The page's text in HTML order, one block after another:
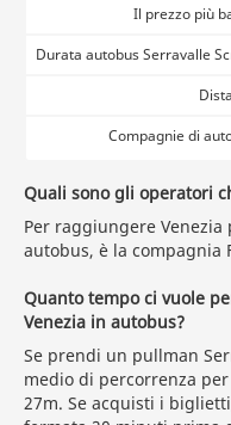
Il prezzo più
Compagnie di
Quali sono gli operatori
Per raggiungere
autobus, è la compagnia
Quanto tempo ci vuole
Venezia in autobus?
Se prendi un pullman
medio di percorrenza
27m. Se acquisti i